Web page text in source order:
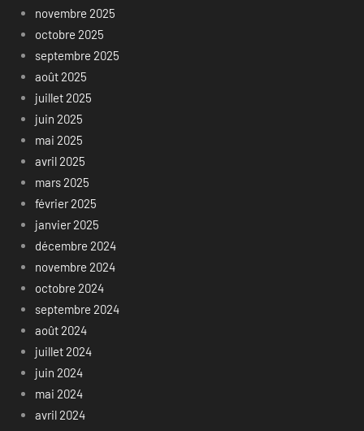
novembre 2025
octobre 2025
septembre 2025
août 2025
juillet 2025
juin 2025
mai 2025
avril 2025
mars 2025
février 2025
janvier 2025
décembre 2024
novembre 2024
octobre 2024
septembre 2024
août 2024
juillet 2024
juin 2024
mai 2024
avril 2024